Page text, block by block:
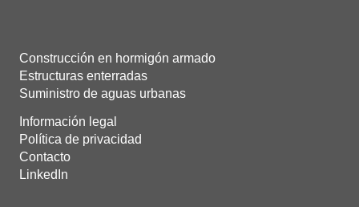
Construcción en hormigón armado
Estructuras enterradas
Suministro de aguas urbanas
Información legal
Política de privacidad
Contacto
LinkedIn